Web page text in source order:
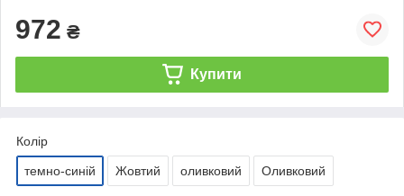
972 ₴
Купити
Колір
темно-синій Жовтий оливковий Оливковий